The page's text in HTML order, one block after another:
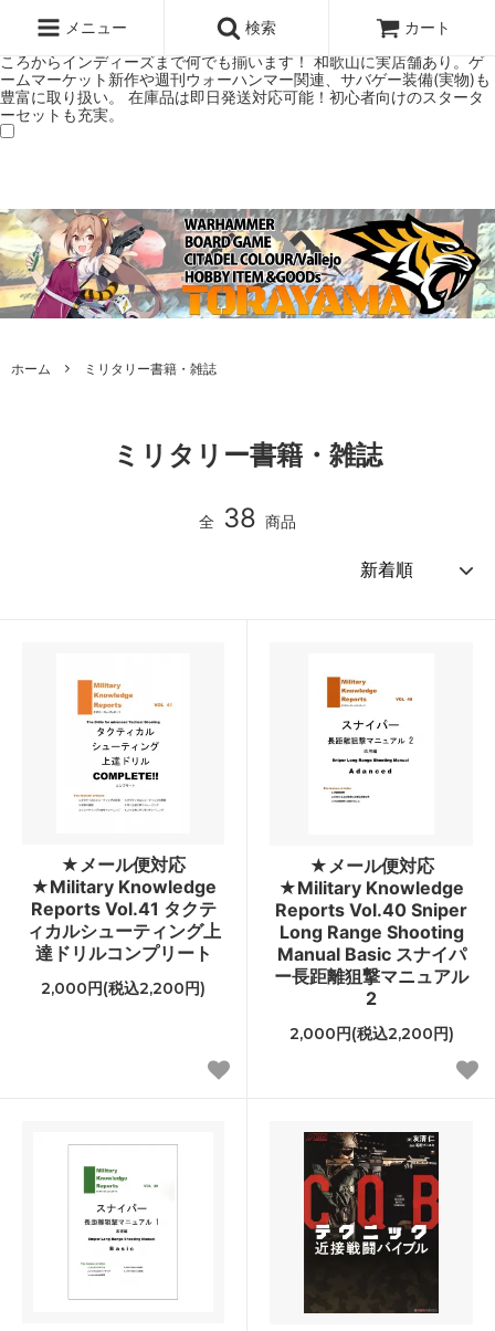
ミアムショップTORAYAMA。通販・オンラインショップです！ ウォー
ハンマーとボードゲームのことなら当店へ！ボードゲームもメジャーど
ころからインディーズまで何でも揃います！ 和歌山に実店舗あり。ゲ
ームマーケット新作や週刊ウォーハンマー関連、サバゲー装備(実物)も
豊富に取り扱い。 在庫品は即日発送対応可能！初心者向けのスタータ
ーセットも充実。
メニュー 検索 カート
ホーム ミリタリー書籍・雑誌
ミリタリー書籍・雑誌
全 38 商品
★メール便対応
★Military Knowledge
Reports Vol.41 タクテ
ィカルシューティング上
達ドリルコンプリート
2,000円(税込2,200円)
★メール便対応
★Military Knowledge
Reports Vol.40 Sniper
Long Range Shooting
Manual Basic スナイパ
ー長距離狙撃マニュアル
2
2,000円(税込2,200円)